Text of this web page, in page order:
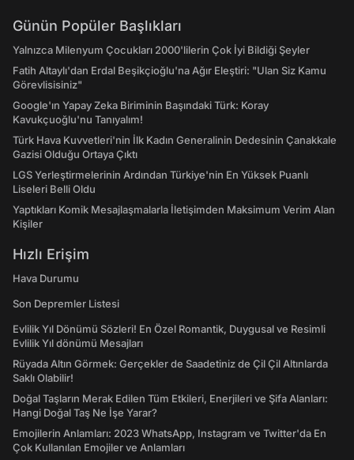
Günün Popüler Başlıkları
Yalnızca Milenyum Çocukları 2000'lilerin Çok İyi Bildiği Şeyler
Fatih Altaylı'dan Erdal Beşikçioğlu'na Ağır Eleştiri: "Ulan Siz Kamu
Görevlisisiniz"
Google'ın Yapay Zeka Biriminin Başındaki Türk: Koray
Kavukçuoğlu'nu Tanıyalım!
Türk Hava Kuvvetleri'nin İlk Kadın Generalinin Dedesinin Çanakkale
Gazisi Olduğu Ortaya Çıktı
LGS Yerleştirmelerinin Ardından Türkiye'nin En Yüksek Puanlı
Liseleri Belli Oldu
Yaptıkları Komik Mesajlaşmalarla İletişimden Maksimum Verim Alan
Kişiler
Hızlı Erişim
Hava Durumu
Son Depremler Listesi
Evlilik Yıl Dönümü Sözleri! En Özel Romantik, Duygusal ve Resimli
Evlilik Yıl dönümü Mesajları
Rüyada Altın Görmek: Gerçekler de Saadetiniz de Çil Çil Altınlarda
Saklı Olabilir!
Doğal Taşların Merak Edilen Tüm Etkileri, Enerjileri ve Şifa Alanları:
Hangi Doğal Taş Ne İşe Yarar?
Emojilerin Anlamları: 2023 WhatsApp, Instagram ve Twitter'da En
Çok Kullanılan Emojiler ve Anlamları